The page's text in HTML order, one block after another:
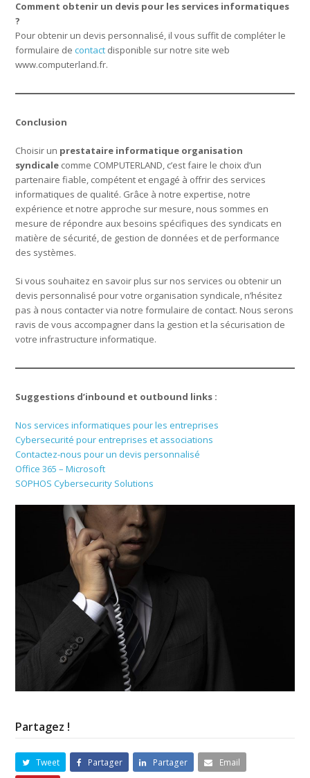
Comment obtenir un devis pour les services informatiques
?
Pour obtenir un devis personnalisé, il vous suffit de compléter le
formulaire decontact disponible sur notre site web
www.computerland.fr.
Conclusion
Choisir un prestataire informatique organisation
syndicale comme COMPUTERLAND, c’est faire le choix d’un
partenaire fiable, compétent et engagé à offrir des services
informatiques de qualité. Grâce à notre expertise, notre
expérience et notre approche sur mesure, nous sommes en
mesure de répondre aux besoins spécifiques des syndicats en
matière de sécurité, de gestion de données et de performance
des systèmes.
Si vous souhaitez en savoir plus sur nos services ou obtenir un
devis personnalisé pour votre organisation syndicale, n’hésitez
pas à nous contacter via notre formulaire de contact. Nous serons
ravis de vous accompagner dans la gestion et la sécurisation de
votre infrastructure informatique.
Suggestions d’inbound et outbound links :
Nos services informatiques pour les entreprises
Cybersecurité pour entreprises et associations
Contactez-nous pour un devis personnalisé
Office 365 – Microsoft
SOPHOS Cybersecurity Solutions
Partagez !
Tweet Partager Partager
Email